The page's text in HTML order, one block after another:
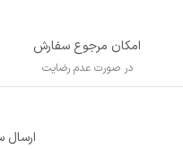
امکان مرجوع سفارش
در صورت عدم رضایت
ارسال